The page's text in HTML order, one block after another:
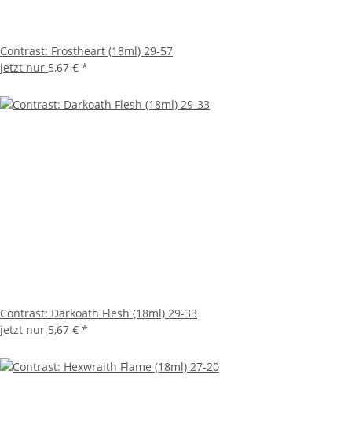
Contrast: Frostheart (18ml) 29-57
jetzt nur 5,67 € *
Contrast: Darkoath Flesh (18ml) 29-33
jetzt nur 5,67 € *